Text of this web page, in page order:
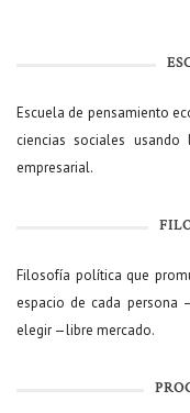
Escuela de pensamiento
ciencias sociales
empresarial.
Filosofía política que
espacio de cada persona
elegir —libre mercado.